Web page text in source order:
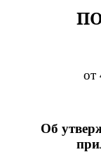
от
Об